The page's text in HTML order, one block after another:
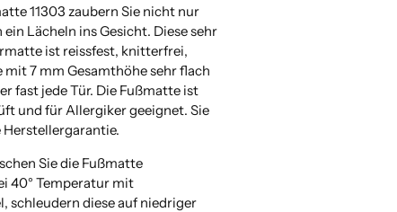
11303 zaubern Sie nicht nur
ein Lächeln ins Gesicht. Diese sehr
ist reissfest, knitterfrei,
mit 7 mm Gesamthöhe sehr flach
fast jede Tür. Die Fußmatte ist
und für Allergiker geeignet. Sie
Herstellergarantie.
Sie die Fußmatte
40° Temperatur mit
schleudern diese auf niedriger